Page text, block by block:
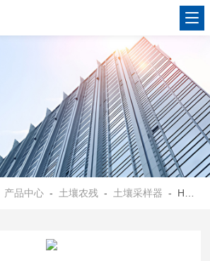
产品中心 - 土壤农残 - 土壤采样器 - HX-ZX-03B坚固耐用 土嚷采样器